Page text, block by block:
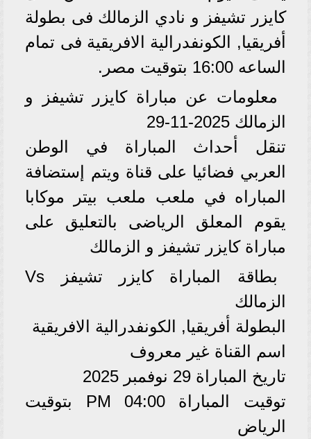
كايزر تشيفز و نادي الزمالك فى بطولة
أفريقيا, الكونفدرالية الافريقية فى تمام
الساعه 16:00 بتوقيت مصر.
معلومات عن مباراة كايزر تشيفز و
الزمالك 2025-11-29
تنقل أحداث المباراة في الوطن
العربي فضائيا على قناة ويتم إستضافة
المباراه في ملعب ملعب بيتر موكابا
يقوم المعلق الرياضى بالتعليق على
مباراة كايزر تشيفز و الزمالك
بطاقة المباراة كايزر تشيفز Vs
الزمالك
البطولة أفريقيا, الكونفدرالية الافريقية
اسم القناة غير معروف
تاريخ المباراة 29 نوفمبر 2025
توقيت المباراة 04:00 PM بتوقيت
الرياض